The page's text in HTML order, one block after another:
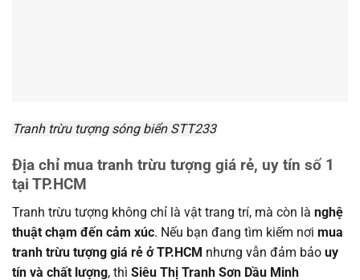
Tranh trừu tượng sóng biển STT233
Địa chỉ mua tranh trừu tượng giá rẻ, uy tín số 1
tại TP.HCM
Tranh trừu tượng không chỉ là vật trang trí, mà còn là nghệ
thuật chạm đến cảm xúc. Nếu bạn đang tìm kiếm nơi mua
tranh trừu tượng giá rẻ ở TP.HCM nhưng vẫn đảm bảo uy
tín và chất lượng, thì Siêu Thị Tranh Sơn Dầu Minh